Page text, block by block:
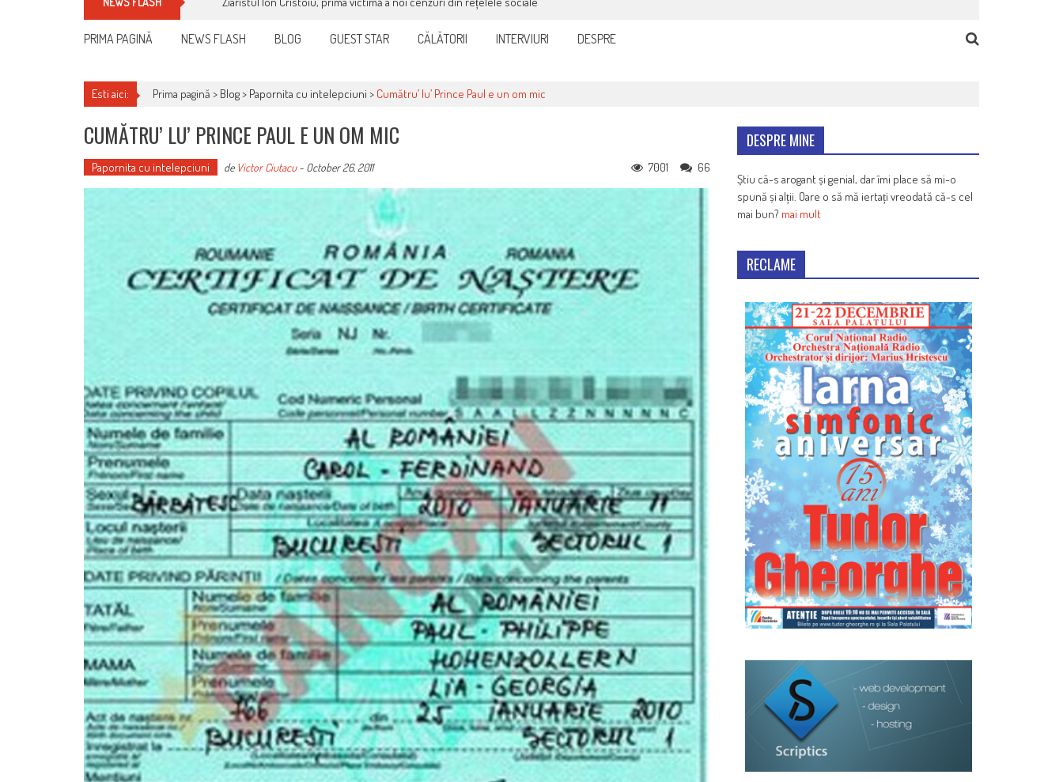
PRIMA PAGINĂ NEWS FLASH BLOG GUEST STAR CĂLĂTORII INTERVIURI DESPRE
Esti aici: Prima pagină > Blog> Papornita cu intelepciuni > Cumătru’ lu’ Prince Paul e un om mic
CUMĂTRU’ LU’ PRINCE PAUL E UN OM MIC
Papornita cu intelepciuni de Victor Ciutacu- October 26, 2011 66
7001
DESPRE MINE
Știu că-s arogant și genial, dar îmi place să mi-o
spună și alții. Oare o să mă iertați vreodată că-s cel
mai bun? mai mult
RECLAME